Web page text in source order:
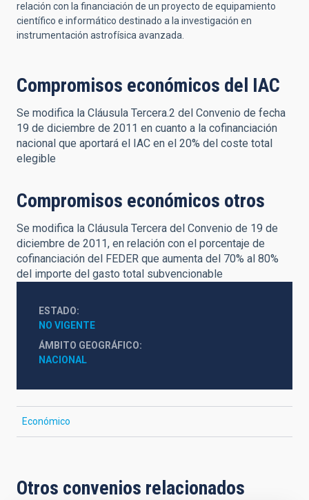
relación con la financiación de un proyecto de equipamiento
científico e informático destinado a la investigación en
instrumentación astrofísica avanzada.
Compromisos económicos del IAC
Se modifica la Cláusula Tercera.2 del Convenio de fecha
19 de diciembre de 2011 en cuanto a la cofinanciación
nacional que aportará el IAC en el 20% del coste total
elegible
Compromisos económicos otros
Se modifica la Cláusula Tercera del Convenio de 19 de
diciembre de 2011, en relación con el porcentaje de
cofinanciación del FEDER que aumenta del 70% al 80%
del importe del gasto total subvencionable
ESTADO
NO VIGENTE
ÁMBITO GEOGRÁFICO
NACIONAL
Económico
Otros convenios relacionados